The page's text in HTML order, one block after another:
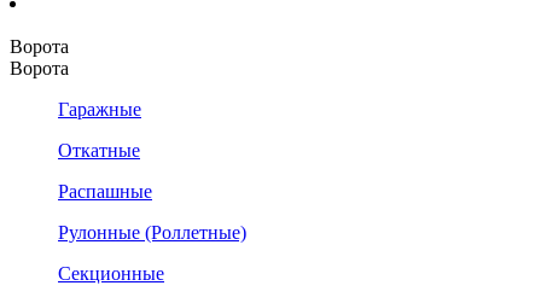
Ворота
Ворота
Гаражные
Откатные
Распашные
Рулонные (Роллетные)
Секционные